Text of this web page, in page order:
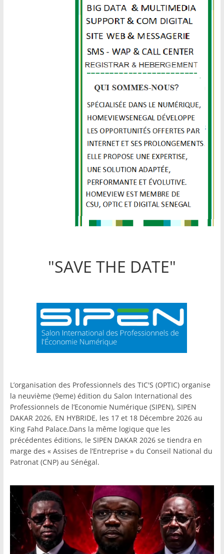
"SAVE THE DATE"
L’organisation des Professionnels des TIC'S (OPTIC) organise
la neuvième (9eme) édition du Salon International des
Professionnels de l’Economie Numérique (SIPEN), SIPEN
DAKAR 2026, EN HYBRIDE, les 17 et 18 Décembre 2026 au
King Fahd Palace.Dans la même logique que les
précédentes éditions, le SIPEN DAKAR 2026 se tiendra en
marge des « Assises de l’Entreprise » du Conseil National du
Patronat (CNP) au Sénégal.